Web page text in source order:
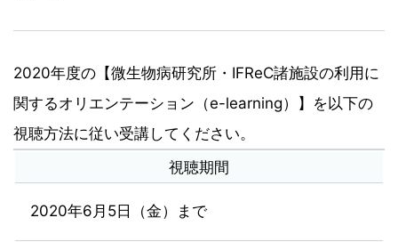
2020年度の【微生物病研究所・IFReC諸施設の利用に
関するオリエンテーション（e-learning）】を以下の
視聴方法に従い受講してください。
視聴期間
2020年6月5日（金）まで